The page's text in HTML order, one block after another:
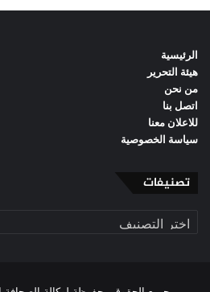
الرئيسية
هيئة التحرير
من نحن
اتصل بنا
للاعلان معنا
سياسة الخصوصية
تصنيفات
تصنيفات